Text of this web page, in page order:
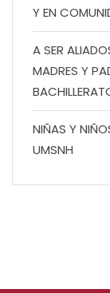
Y EN
A SER
MADRES Y
NIÑAS Y
UMSNH